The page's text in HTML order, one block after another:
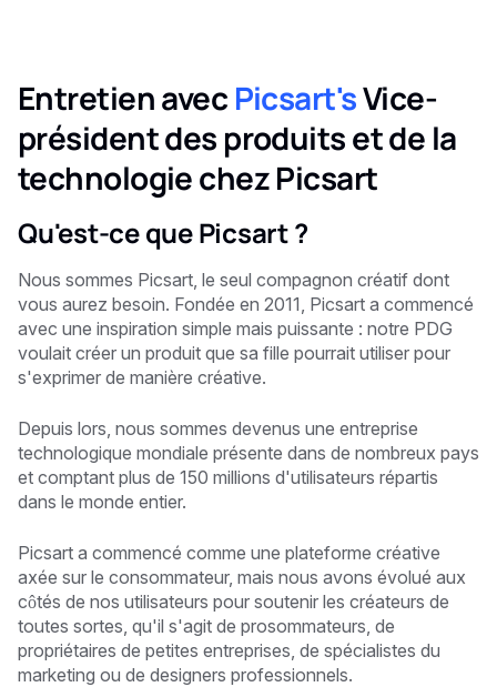
Entretien avec Picsart'sVice-
président des produits et de la
technologie chez Picsart
Qu'est-ce que Picsart ?
Nous sommes Picsart, le seul compagnon créatif dont
vous aurez besoin. Fondée en 2011, Picsart a commencé
avec une inspiration simple mais puissante : notre PDG
voulait créer un produit que sa fille pourrait utiliser pour
s'exprimer de manière créative.
Depuis lors, nous sommes devenus une entreprise
technologique mondiale présente dans de nombreux pays
et comptant plus de 150 millions d'utilisateurs répartis
dans le monde entier.
Picsart a commencé comme une plateforme créative
axée sur le consommateur, mais nous avons évolué aux
côtés de nos utilisateurs pour soutenir les créateurs de
toutes sortes, qu'il s'agit de prosommateurs, de
propriétaires de petites entreprises, de spécialistes du
marketing ou de designers professionnels.